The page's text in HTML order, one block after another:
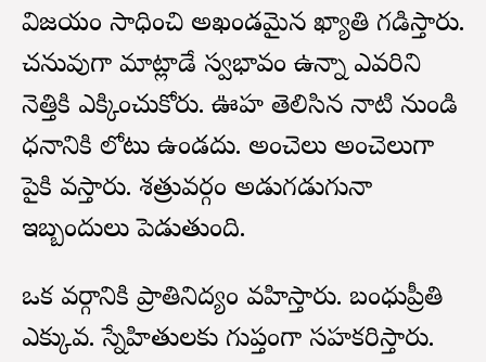
విజయం సాధించి అఖండమైన ఖ్యాతి గడిస్తారు.
చనువుగా మాట్లాడే స్వభావం ఉన్నా ఎవరిని
నెత్తికి ఎక్కించుకోరు. ఊహ తెలిసిన నాటి నుండి
ధనానికి లోటు ఉండదు. అంచెలు అంచెలుగా
పైకి వస్తారు. శత్రువర్గం అడుగడుగునా
ఇబ్బందులు పెడుతుంది.
ఒక వర్గానికి ప్రాతినిద్యం వహిస్తారు. బంధుప్రీతి
ఎక్కువ. స్నేహితులకు గుప్తంగా సహకరిస్తారు.